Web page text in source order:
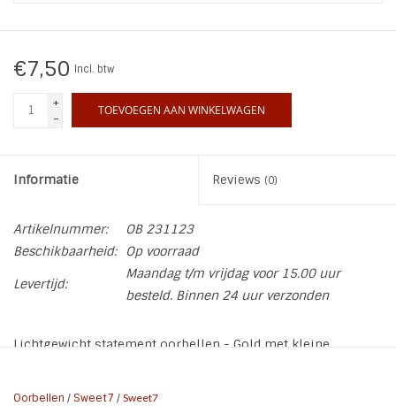
€7,50 Incl. btw
+
-
TOEVOEGEN AAN WINKELWAGEN
Informatie Reviews (0)
Artikelnummer:
OB 231123
Beschikbaarheid:
Op voorraad
Levertijd:
Maandag t/m vrijdag voor 15.00 uur
besteld. Binnen 24 uur verzonden
Lichtgewicht statement oorbellen - Gold met kleine
Oorbellen / Sweet7 / Sweet7